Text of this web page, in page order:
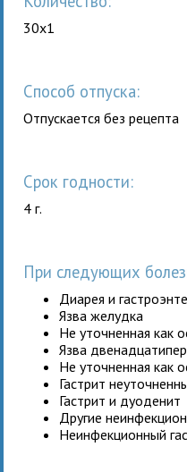
30x1
Способ отпуска:
Отпускается без рецепта
Срок годности:
4 г.
При следующих
Диарея и
Язва желудка
Не уточненная как
Язва
Не уточненная как
Гастрит
Гастрит и дуоденит
Другие
Неинфекционный